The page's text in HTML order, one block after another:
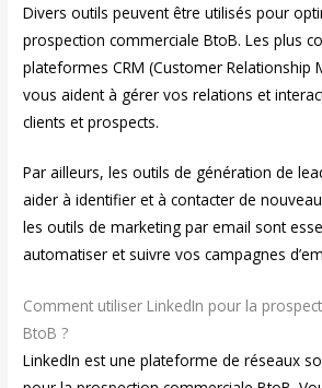
Divers outils peuvent être utilisés pour
prospection commerciale BtoB. Les plus
plateformes CRM (Customer Relationship
vous aident à gérer vos relations et
clients et prospects.
Par ailleurs, les outils de génération de
aider à identifier et à contacter de
les outils de marketing par email sont
automatiser et suivre vos campagnes
Comment utiliser LinkedIn pour la
BtoB ?
LinkedIn est une plateforme de réseaux